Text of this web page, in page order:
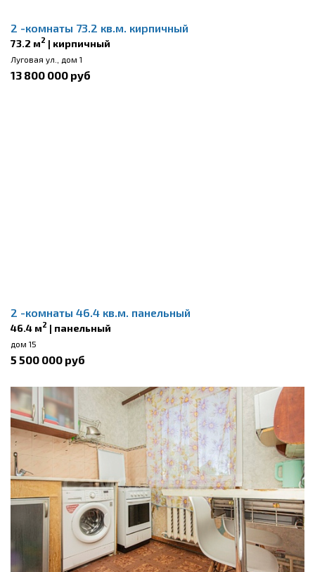
2 -комнаты 73.2 кв.м. кирпичный
73.2 м2 | кирпичный
Луговая ул., дом 1
13 800 000 руб
2 -комнаты 46.4 кв.м. панельный
46.4 м2 | панельный
дом 15
5 500 000 руб